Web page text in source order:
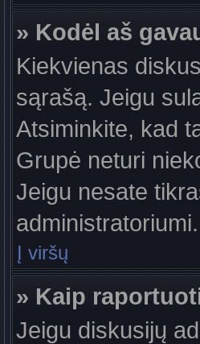
» Kodėl aš
Kiekvienas
sąrašą. Jeigu
Atsiminkite, kad
Grupė neturi
Jeigu nesate
administratoriumi.
Į viršų
» Kaip
Jeigu diskusijų